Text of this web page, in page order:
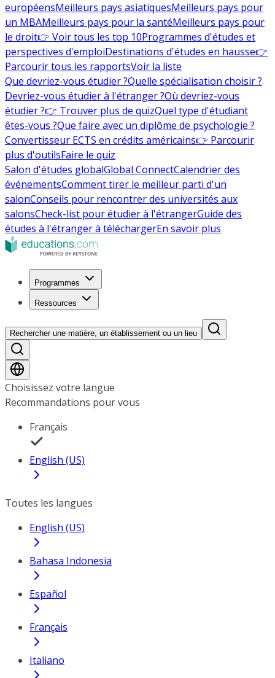
européensMeilleurs pays asiatiquesMeilleurs pays pour
un MBAMeilleurs pays pour la santéMeilleurs pays pour
le droit👉 Voir tous les top 10Programmes d'études et
perspectives d'emploiDestinations d'études en hausse👉
Parcourir tous les rapportsVoir la liste
Que devriez-vous étudier ?Quelle spécialisation choisir ?
Devriez-vous étudier à l'étranger ?Où devriez-vous
étudier ?👉 Trouver plus de quizQuel type d'étudiant
êtes-vous ?Que faire avec un diplôme de psychologie ?
Convertisseur ECTS en crédits américains👉 Parcourir
plus d'outilsFaire le quiz
Salon d'études globalGlobal ConnectCalendrier des
événementsComment tirer le meilleur parti d'un
salonConseils pour rencontrer des universités aux
salonsCheck-list pour étudier à l'étrangerGuide des
études à l'étranger à téléchargerEn savoir plus
Programmes
Ressources
Rechercher une matière, un établissement ou un lieu
Choisissez votre langue
Recommandations pour vous
Français
English (US)
Toutes les langues
English (US)
Bahasa Indonesia
Español
Français
Italiano